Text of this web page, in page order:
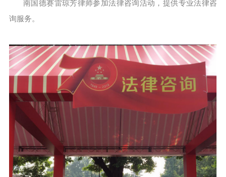
南国德赛雷琼芳律师参加法律咨询活动，提供专业法律咨
询服务。